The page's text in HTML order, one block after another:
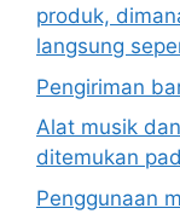
produk,
langsung
Pengiriman
Alat musik
ditemukan
Penggunaan